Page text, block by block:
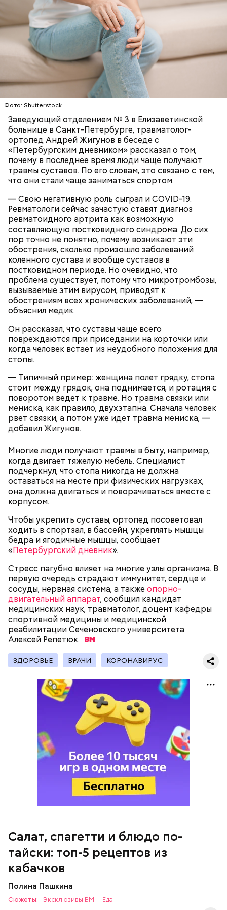
Фото: Shutterstock
Заведующий отделением № 3 в Елизаветинской
больнице в Санкт-Петербурге, травматолог-
ортопед Андрей Жигунов в беседе с
«Петербургским дневником» рассказал о том,
почему в последнее время люди чаще получают
травмы суставов. По его словам, это связано с тем,
что они стали чаще заниматься спортом.
— Свою негативную роль сыграл и COVID-19.
Ревматологи сейчас зачастую ставят диагноз
ревматоидного артрита как возможную
составляющую постковидного синдрома. До сих
пор точно не понятно, почему возникают эти
обострения, сколько произошло заболеваний
коленного сустава и вообще суставов в
постковидном периоде. Но очевидно, что
проблема существует, потому что микротромбозы,
вызываемые этим вирусом, приводят к
обострениям всех хронических заболеваний, —
объяснил медик.
Он рассказал, что суставы чаще всего
повреждаются при приседании на корточки или
когда человек встает из неудобного положения для
стопы.
— Типичный пример: женщина полет грядку, стопа
стоит между грядок, она поднимается, и ротация с
поворотом ведет к травме. Но травма связки или
мениска, как правило, двухэтапна. Сначала человек
рвет связки, а потом уже идет травма мениска, —
добавил Жигунов.
Многие люди получают травмы в быту, например,
когда двигает тяжелую мебель. Специалист
подчеркнул, что стопа никогда не должна
оставаться на месте при физических нагрузках,
она должна двигаться и поворачиваться вместе с
корпусом.
Чтобы укрепить суставы, ортопед посоветовал
ходить в спортзал, в бассейн, укреплять мышцы
бедра и ягодичные мышцы, сообщает
«Петербургский дневник».
Стресс пагубно влияет на многие узлы организма. В
первую очередь страдают иммунитет, сердце и
сосуды, нервная система, а также опорно-
двигательный аппарат, сообщил кандидат
медицинских наук, травматолог, доцент кафедры
спортивной медицины и медицинской
реабилитации Сеченовского университета
Алексей Репетюк.
ЗДОРОВЬЕ ВРАЧИ КОРОНАВИРУС
Салат, спагетти и блюдо по-
тайски: топ-5 рецептов из
кабачков
Полина Пашкина
Сюжеты: Эксклюзивы ВМ Еда
кабачок;
петрушка;
чеснок;
оливковое масло;
— Кабачки, порезанные кубиками, нужно легко
обжарить на сковороде. К ним добавляются зелень
петрушки, чеснок, соль и оливковое масло.
Получается очень вкусно, — поделился рецептом
Копылов.
Спагетти из кабачков
Ингредиенты:
брынза;
растительное масло;
помидоры черри либо грунтовые.
Однако диетолог предупредила: не для всех дыня
может быть полезна. В первую очередь ее стоит
есть с осторожностью людям:
с сахарным диабетом;
лишним весом.
— В дыне содержится много сахара, который
представлен фруктозой. С одной стороны — это
хорошо, потому что дает энергию. Но важно
помнить, что сладкими дынями не нужно сильно
увлекаться, так же как и арбузами, людям с
сахарным диабетом и лишним весом, —
подчеркнула доктор.
Терапевт Кондрахин назвал
продукты и напитки, которые
выводят токсины из организма
Ранние плоды, по словам врача, лучше не есть:
беременным, кормящим женщинам;
пожилым;
детям.
Чистит сосуды и защищает от
рака: чем полезен кресс-салат